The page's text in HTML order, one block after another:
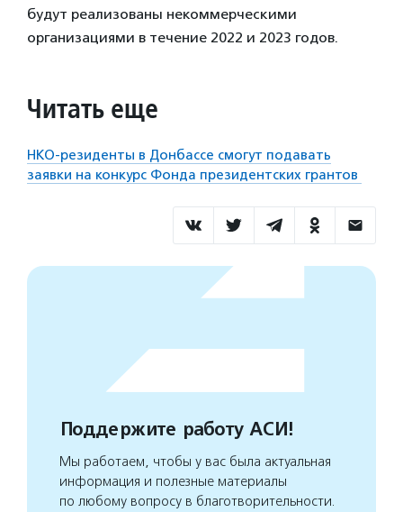
будут реализованы некоммерческими
организациями в течение 2022 и 2023 годов.
Читать еще
НКО-резиденты в Донбассе смогут подавать
заявки на конкурс Фонда президентских грантов
Поддержите работу АСИ!
Мы работаем, чтобы у вас была актуальная
информация и полезные материалы
по любому вопросу в благотворительности.